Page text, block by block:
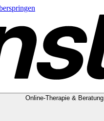
Online-Therapie & Beratung